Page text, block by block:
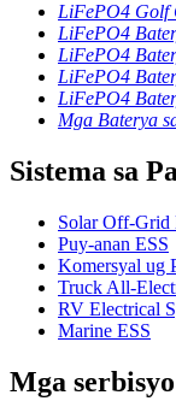
LiFePO4 Golf
LiFePO4
LiFePO4
LiFePO4
LiFePO4
Mga Baterya
Sistema sa
Solar Off-Grid
Puy-anan ESS
Komersyal ug
Truck All-
RV Electrical
Marine ESS
Mga serbisyo